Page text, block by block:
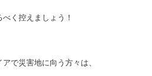
く控えましょう！
で災害地に向う方々は、